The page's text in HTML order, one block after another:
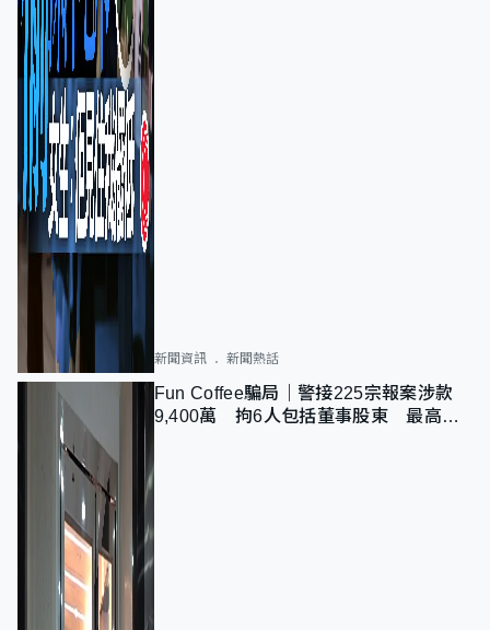
新聞資訊 新聞熱話
Fun Coffee騙局｜警接225宗報案涉款
9,400萬 拘6人包括董事股東 最高金